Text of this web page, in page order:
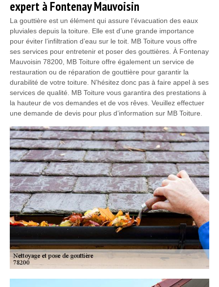
expert à Fontenay Mauvoisin
La gouttière est un élément qui assure l’évacuation des eaux
pluviales depuis la toiture. Elle est d’une grande importance
pour éviter l’infiltration d’eau sur le toit. MB Toiture vous offre
ses services pour entretenir et poser des gouttières. À Fontenay
Mauvoisin 78200, MB Toiture offre également un service de
restauration ou de réparation de gouttière pour garantir la
durabilité de votre toiture. N’hésitez donc pas à faire appel à ses
services de qualité. MB Toiture vous garantira des prestations à
la hauteur de vos demandes et de vos rêves. Veuillez effectuer
une demande de devis pour plus d’information sur MB Toiture.